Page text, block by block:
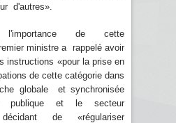
d'autres».
de cette
ministre a rappelé avoir
instructions «pour la prise en
de cette catégorie dans
globale et synchronisée
publique et le secteur
de «régulariser